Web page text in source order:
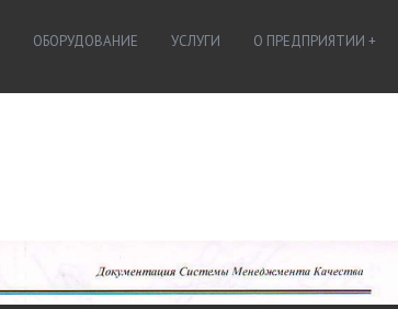
ОБОРУДОВАНИЕ УСЛУГИ О ПРЕДПРИЯТИИ